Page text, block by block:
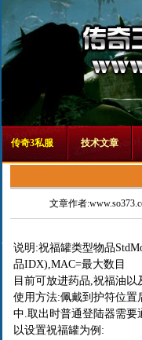
传奇3私服 技术文章
文章作者
说明:祝福罐类型物品
品IDX),MAC=最大数目
目前可放进药品,祝福油以
使用方法:佩戴到护符位
中.取出时普通登陆器需要
以设置祝福罐为例: